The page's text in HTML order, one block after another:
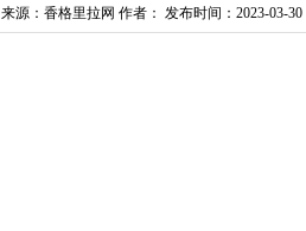
来源：香格里拉网 作者： 发布时间：2023-03-30